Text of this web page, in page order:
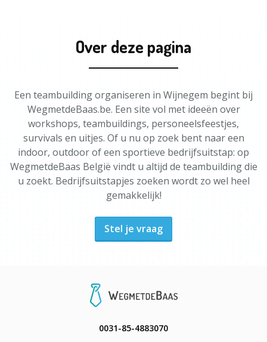
Over deze pagina
Een teambuilding organiseren in Wijnegem begint bij
WegmetdeBaas.be. Een site vol met ideeën over
workshops, teambuildings, personeelsfeestjes,
survivals en uitjes. Of u nu op zoek bent naar een
indoor, outdoor of een sportieve bedrijfsuitstap: op
WegmetdeBaas België vindt u altijd de teambuilding die
u zoekt. Bedrijfsuitstapjes zoeken wordt zo wel heel
gemakkelijk!
Stel je vraag
0031-85-4883070